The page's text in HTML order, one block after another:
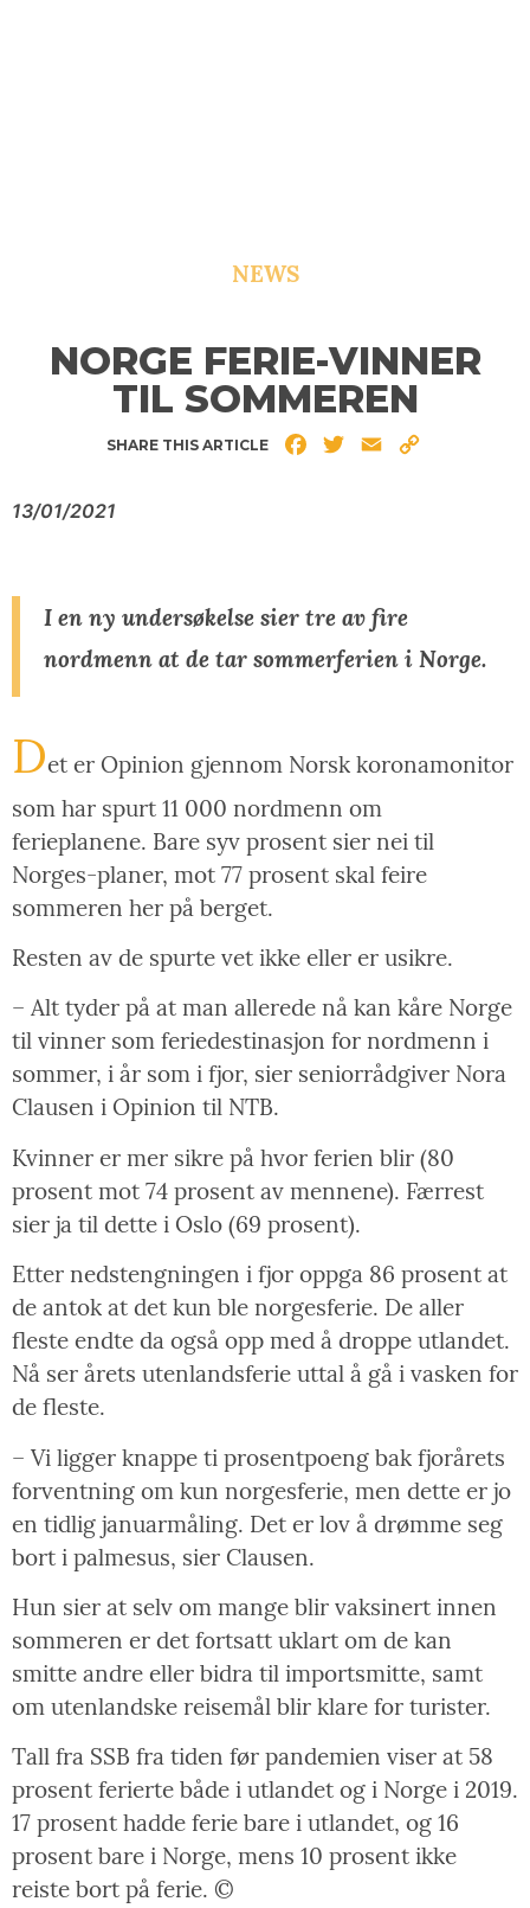
NEWS
NORGE FERIE-VINNER
TIL SOMMEREN
SHARE THIS ARTICLE FacebookTwitterEmail
13/01/2021
I en ny undersøkelse sier tre av fire
nordmenn at de tar sommerferien i Norge.
Det er Opinion gjennom Norsk koronamonitor
som har spurt 11 000 nordmenn om
ferieplanene. Bare syv prosent sier nei til
Norges-planer, mot 77 prosent skal feire
sommeren her på berget.
Resten av de spurte vet ikke eller er usikre.
– Alt tyder på at man allerede nå kan kåre Norge
til vinner som feriedestinasjon for nordmenn i
sommer, i år som i fjor, sier seniorrådgiver Nora
Clausen i Opinion til NTB.
Kvinner er mer sikre på hvor ferien blir (80
prosent mot 74 prosent av mennene). Færrest
sier ja til dette i Oslo (69 prosent).
Etter nedstengningen i fjor oppga 86 prosent at
de antok at det kun ble norgesferie. De aller
fleste endte da også opp med å droppe utlandet.
Nå ser årets utenlandsferie uttal å gå i vasken for
de fleste.
– Vi ligger knappe ti prosentpoeng bak fjorårets
forventning om kun norgesferie, men dette er jo
en tidlig januarmåling. Det er lov å drømme seg
bort i palmesus, sier Clausen.
Hun sier at selv om mange blir vaksinert innen
sommeren er det fortsatt uklart om de kan
smitte andre eller bidra til importsmitte, samt
om utenlandske reisemål blir klare for turister.
Tall fra SSB fra tiden før pandemien viser at 58
prosent ferierte både i utlandet og i Norge i 2019.
17 prosent hadde ferie bare i utlandet, og 16
prosent bare i Norge, mens 10 prosent ikke
reiste bort på ferie. ©